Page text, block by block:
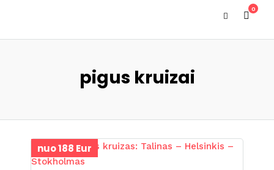
0
pigus kruizai
nuo 188 Eur